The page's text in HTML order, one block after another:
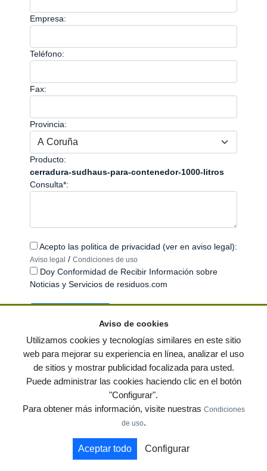
Empresa:
Teléfono:
Fax:
Provincia:
Producto:
cerradura-sudhaus-para-contenedor-1000-litros
Consulta*:
Acepto las politica de privacidad (ver en aviso legal):
Aviso legal / Condiciones de uso
Doy Conformidad de Recibir Información sobre
Noticias y Servicios de residuos.com
© residuos.com - Todos los derechos reservados Política de privacidad
Condiciones de uso|Contacto|Editores| Mapa web|Preguntas frecuentes
Publica tus anuncios gratis!
Muebles de terraza y jardin Notas de prensa
by
Aviso de cookies
Utilizamos cookies y tecnologías similares en este sitio
web para mejorar su experiencia en línea, analizar el uso
de sitios y mostrar publicidad focalizada para usted.
Puede administrar las cookies haciendo clic en el botón
"Configurar".
Para obtener más información, visite nuestras Condiciones
de uso.
Aceptar todo Configurar